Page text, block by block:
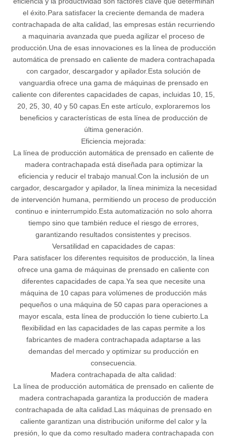
el éxito.Para satisfacer la creciente demanda de madera
contrachapada de alta calidad, las empresas están recurriendo
a maquinaria avanzada que pueda agilizar el proceso de
producción.Una de esas innovaciones es la línea de producción
automática de prensado en caliente de madera contrachapada
con cargador, descargador y apilador.Esta solución de
vanguardia ofrece una gama de máquinas de prensado en
caliente con diferentes capacidades de capas, incluidas 10, 15,
20, 25, 30, 40 y 50 capas.En este artículo, exploraremos los
beneficios y características de esta línea de producción de
última generación.
Eficiencia mejorada:
La línea de producción automática de prensado en caliente de
madera contrachapada está diseñada para optimizar la
eficiencia y reducir el trabajo manual.Con la inclusión de un
cargador, descargador y apilador, la línea minimiza la necesidad
de intervención humana, permitiendo un proceso de producción
continuo e ininterrumpido.Esta automatización no solo ahorra
tiempo sino que también reduce el riesgo de errores,
garantizando resultados consistentes y precisos.
Versatilidad en capacidades de capas:
Para satisfacer los diferentes requisitos de producción, la línea
ofrece una gama de máquinas de prensado en caliente con
diferentes capacidades de capa.Ya sea que necesite una
máquina de 10 capas para volúmenes de producción más
pequeños o una máquina de 50 capas para operaciones a
mayor escala, esta línea de producción lo tiene cubierto.La
flexibilidad en las capacidades de las capas permite a los
fabricantes de madera contrachapada adaptarse a las
demandas del mercado y optimizar su producción en
consecuencia.
Madera contrachapada de alta calidad:
La línea de producción automática de prensado en caliente de
madera contrachapada garantiza la producción de madera
contrachapada de alta calidad.Las máquinas de prensado en
caliente garantizan una distribución uniforme del calor y la
presión, lo que da como resultado madera contrachapada con